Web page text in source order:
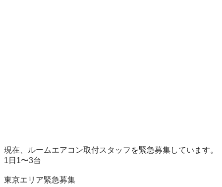
現在、ルームエアコン取付スタッフを緊急募集しています。
1日1〜3台
東京エリア緊急募集